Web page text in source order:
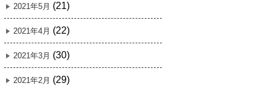
2021年5月 (21)
2021年4月 (22)
2021年3月 (30)
2021年2月 (29)